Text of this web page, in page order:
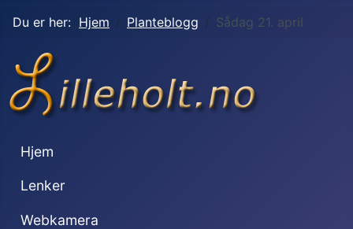
Du er her: Hjem Planteblogg Sådag 21. april
Hjem
Lenker
Webkamera